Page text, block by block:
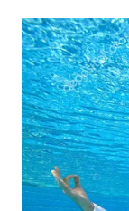
WAHANA
ADVOKAT
WAHANA
INFRASTRUKTUR
WAHANA
KONSUMEN